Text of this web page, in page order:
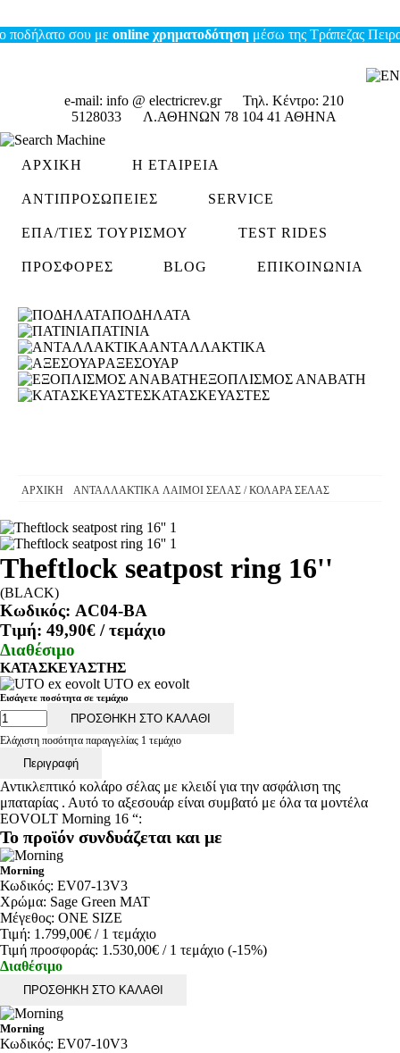
σου μεonline χρηματοδότησημέσω της Τράπεζας Πειραιώς
e-mail: info @ electricrev.grΤηλ. Κέντρο: 210
5128033
Λ.ΑΘΗΝΩΝ 78 104 41 ΑΘΗΝΑ
ΑΡΧΙΚΗ Η ΕΤΑΙΡΕΙΑ
ΑΝΤΙΠΡΟΣΩΠΕΙΕΣ SERVICE
ΕΠΑ/ΤΊΕΣ ΤΟΥΡΙΣΜΟΎ TEST RIDES
ΠΡΟΣΦΟΡΕΣ BLOG ΕΠΙΚΟΙΝΩΝΙΑ
ΠΟΔΗΛΑΤΑ
ΠΑΤΙΝΙΑ
ΑΝΤΑΛΛΑΚΤΙΚΑ
ΑΞΕΣΟΥΑΡ
ΕΞΟΠΛΙΣΜΟΣ ΑΝΑΒΑΤΗ
ΚΑΤΑΣΚΕΥΑΣΤΕΣ
ΑΡΧΙΚΗ ΑΝΤΑΛΛΑΚΤΙΚΑ ΛΑΙΜΟΙ ΣΕΛΑΣ / ΚΟΛΑΡΑ ΣΕΛΑΣ
Theftlock seatpost ring 16''
(BLACK)
Κωδικός: AC04-BA
Τιμή: 49,90€ / τεμάχιο
Διαθέσιμο
ΚΑΤΑΣΚΕΥΑΣΤΗΣ
UTO ex eovolt
Εισάγετε ποσότητα σε τεμάχιο
ΠΡΟΣΘΗΚΗ ΣΤΟ ΚΑΛΑΘΙ
Ελάχιστη ποσότητα παραγγελίας 1 τεμάχιο
Περιγραφή
Αντικλεπτικό κολάρο σέλας με κλειδί για την ασφάλιση της
μπαταρίας . Αυτό το αξεσουάρ είναι συμβατό με όλα τα μοντέλα
EOVOLT Morning 16 “:
Το προϊόν συνδυάζεται και με
Morning
Κωδικός: EV07-13V3
Χρώμα: Sage Green MAT
Μέγεθος: ONE SIZE
Τιμή: 1.799,00€ / 1 τεμάχιο
Τιμή προσφοράς: 1.530,00€ / 1 τεμάχιο (-15%)
Διαθέσιμο
ΠΡΟΣΘΗΚΗ ΣΤΟ ΚΑΛΑΘΙ
Morning
Κωδικός: EV07-10V3